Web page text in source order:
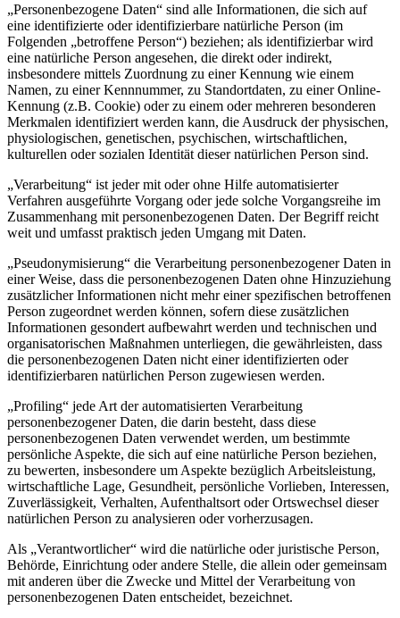
„Personenbezogene Daten“ sind alle Informationen, die sich auf
eine identifizierte oder identifizierbare natürliche Person (im
Folgenden „betroffene Person“) beziehen; als identifizierbar wird
eine natürliche Person angesehen, die direkt oder indirekt,
insbesondere mittels Zuordnung zu einer Kennung wie einem
Namen, zu einer Kennnummer, zu Standortdaten, zu einer Online-
Kennung (z.B. Cookie) oder zu einem oder mehreren besonderen
Merkmalen identifiziert werden kann, die Ausdruck der physischen,
physiologischen, genetischen, psychischen, wirtschaftlichen,
kulturellen oder sozialen Identität dieser natürlichen Person sind.
„Verarbeitung“ ist jeder mit oder ohne Hilfe automatisierter
Verfahren ausgeführte Vorgang oder jede solche Vorgangsreihe im
Zusammenhang mit personenbezogenen Daten. Der Begriff reicht
weit und umfasst praktisch jeden Umgang mit Daten.
„Pseudonymisierung“ die Verarbeitung personenbezogener Daten in
einer Weise, dass die personenbezogenen Daten ohne Hinzuziehung
zusätzlicher Informationen nicht mehr einer spezifischen betroffenen
Person zugeordnet werden können, sofern diese zusätzlichen
Informationen gesondert aufbewahrt werden und technischen und
organisatorischen Maßnahmen unterliegen, die gewährleisten, dass
die personenbezogenen Daten nicht einer identifizierten oder
identifizierbaren natürlichen Person zugewiesen werden.
„Profiling“ jede Art der automatisierten Verarbeitung
personenbezogener Daten, die darin besteht, dass diese
personenbezogenen Daten verwendet werden, um bestimmte
persönliche Aspekte, die sich auf eine natürliche Person beziehen,
zu bewerten, insbesondere um Aspekte bezüglich Arbeitsleistung,
wirtschaftliche Lage, Gesundheit, persönliche Vorlieben, Interessen,
Zuverlässigkeit, Verhalten, Aufenthaltsort oder Ortswechsel dieser
natürlichen Person zu analysieren oder vorherzusagen.
Als „Verantwortlicher“ wird die natürliche oder juristische Person,
Behörde, Einrichtung oder andere Stelle, die allein oder gemeinsam
mit anderen über die Zwecke und Mittel der Verarbeitung von
personenbezogenen Daten entscheidet, bezeichnet.